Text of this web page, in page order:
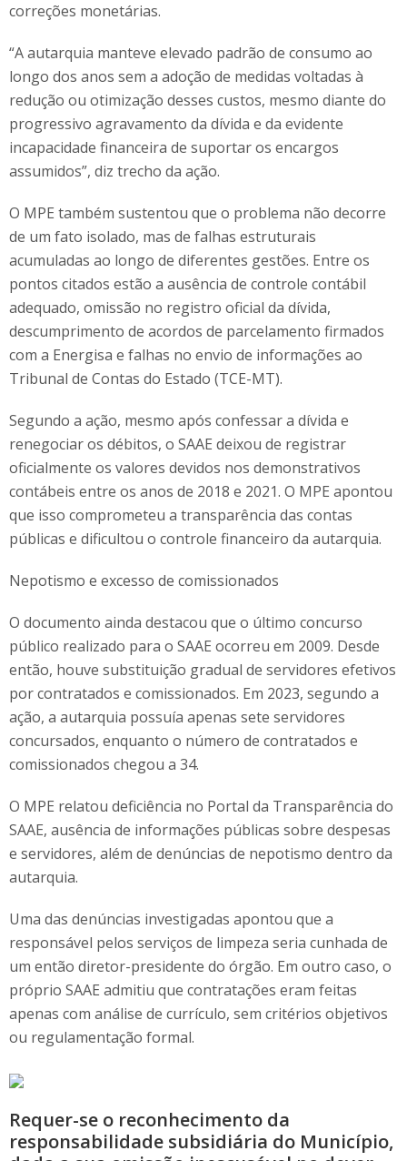
correções monetárias.
“A autarquia manteve elevado padrão de consumo ao
longo dos anos sem a adoção de medidas voltadas à
redução ou otimização desses custos, mesmo diante do
progressivo agravamento da dívida e da evidente
incapacidade financeira de suportar os encargos
assumidos”, diz trecho da ação.
O MPE também sustentou que o problema não decorre
de um fato isolado, mas de falhas estruturais
acumuladas ao longo de diferentes gestões. Entre os
pontos citados estão a ausência de controle contábil
adequado, omissão no registro oficial da dívida,
descumprimento de acordos de parcelamento firmados
com a Energisa e falhas no envio de informações ao
Tribunal de Contas do Estado (TCE-MT).
Segundo a ação, mesmo após confessar a dívida e
renegociar os débitos, o SAAE deixou de registrar
oficialmente os valores devidos nos demonstrativos
contábeis entre os anos de 2018 e 2021. O MPE apontou
que isso comprometeu a transparência das contas
públicas e dificultou o controle financeiro da autarquia.
Nepotismo e excesso de comissionados
O documento ainda destacou que o último concurso
público realizado para o SAAE ocorreu em 2009. Desde
então, houve substituição gradual de servidores efetivos
por contratados e comissionados. Em 2023, segundo a
ação, a autarquia possuía apenas sete servidores
concursados, enquanto o número de contratados e
comissionados chegou a 34.
O MPE relatou deficiência no Portal da Transparência do
SAAE, ausência de informações públicas sobre despesas
e servidores, além de denúncias de nepotismo dentro da
autarquia.
Uma das denúncias investigadas apontou que a
responsável pelos serviços de limpeza seria cunhada de
um então diretor-presidente do órgão. Em outro caso, o
próprio SAAE admitiu que contratações eram feitas
apenas com análise de currículo, sem critérios objetivos
ou regulamentação formal.
Requer-se o reconhecimento da
responsabilidade subsidiária do Município,